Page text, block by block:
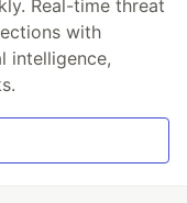
Real-time threat
with
intelligence,